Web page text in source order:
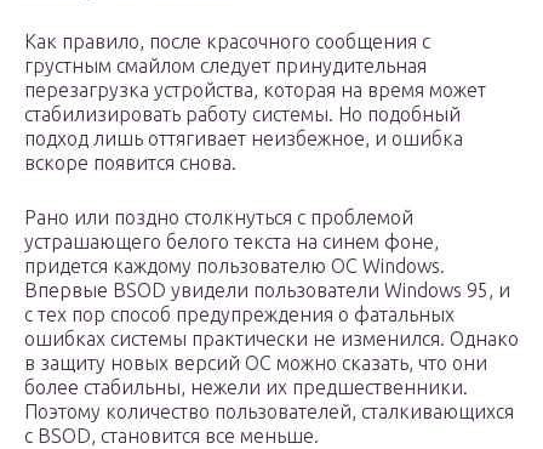
Как правило, после красочного сообщения с
грустным смайлом следует принудительная
перезагрузка устройства, которая на время может
стабилизировать работу системы. Но подобный
подход лишь оттягивает неизбежное, и ошибка
вскоре появится снова.
Рано или поздно столкнуться с проблемой
устрашающего белого текста на синем фоне,
придется каждому пользователю ОС Windows.
Впервые BSOD увидели пользователи Windows 95, и
с тех пор способ предупреждения о фатальных
ошибках системы практически не изменился. Однако
в защиту новых версий ОС можно сказать, что они
более стабильны, нежели их предшественники.
Поэтому количество пользователей, сталкивающихся
с BSOD, становится все меньше.